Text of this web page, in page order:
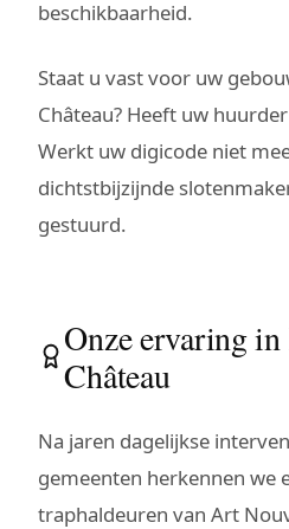
beschikbaarheid.
Staat u vast voor uw
Château? Heeft uw
Werkt uw digicode niet
dichtstbijzijnde
gestuurd.
Onze ervaring
Château
Na jaren dagelijkse
gemeenten herkennen we
traphaldeuren van Art